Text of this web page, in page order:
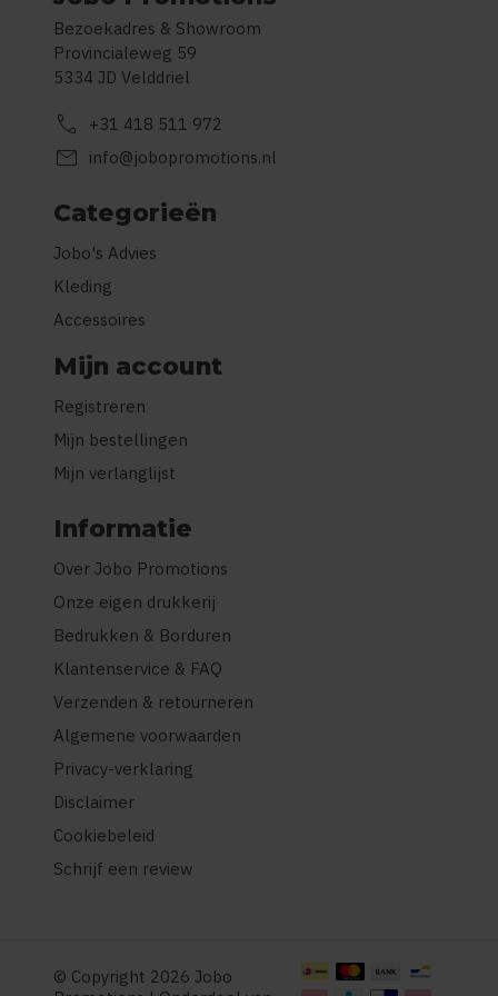
Bezoekadres & Showroom
Provincialeweg 59
5334 JD Velddriel
call +31 418 511 972
mail info@jobopromotions.nl
Categorieën
Jobo's Advies
Kleding
Accessoires
Mijn account
Registreren
Mijn bestellingen
Mijn verlanglijst
Informatie
Over Jobo Promotions
Onze eigen drukkerij
Bedrukken & Borduren
Klantenservice & FAQ
Verzenden & retourneren
Algemene voorwaarden
Privacy-verklaring
Disclaimer
Cookiebeleid
Schrijf een review
© Copyright 2026 Jobo